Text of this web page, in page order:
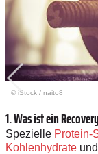
© iStock / naito8
1. Was ist ein
Spezielle Protein-
Kohlenhydrate und